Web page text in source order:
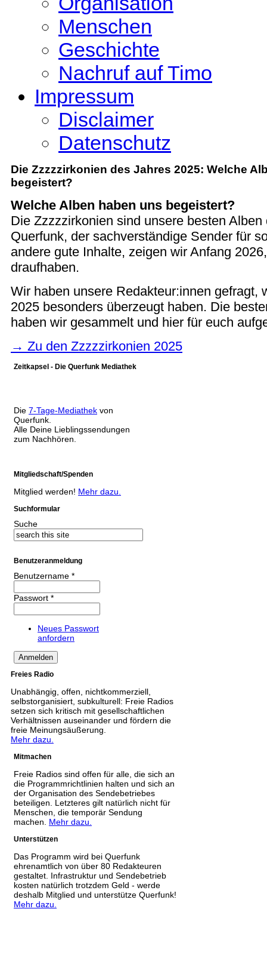
Menschen
Geschichte
Nachruf auf Timo
Impressum
Disclaimer
Datenschutz
Die Zzzzzirkonien des Jahres 2025: Welche
begeistert?
Welche Alben haben uns begeistert?
Die Zzzzzirkonien sind unsere besten Alben
Querfunk, der sachverständige Sender für
andere gute Inhalte, zeigen wir Anfang
draufhaben.
Wir haben unsere Redakteur:innen gefragt,
2025 besonders überzeugt haben. Die
haben wir gesammelt und hier für euch
→ Zu den Zzzzzirkonien 2025
Zeitkapsel - Die Querfunk Mediathek
Die 7-Tage-Mediathek von
Querfunk.
Alle Deine Lieblingssendungen
zum Nachhören.
Mitgliedschaft/Spenden
Mitglied werden! Mehr dazu.
Suchformular
Suche
Benutzeranmeldung
Benutzername *
Passwort *
Neues Passwort
anfordern
Freies Radio
Unabhängig, offen, nichtkommerziell,
selbstorganisiert, subkulturell: Freie Radios
setzen sich kritisch mit gesellschaftlichen
Verhältnissen auseinander und fördern die
freie Meinungsäußerung.
Mehr dazu.
Mitmachen
Freie Radios sind offen für alle, die sich an
die Programmrichtlinien halten und sich an
der Organisation des Sendebetriebes
beteiligen. Letzteres gilt natürlich nicht für
Menschen, die temporär Sendung
machen. Mehr dazu.
Unterstützen
Das Programm wird bei Querfunk
ehrenamtlich von über 80 Redakteuren
gestaltet. Infrastruktur und Sendebetrieb
kosten natürlich trotzdem Geld - werde
deshalb Mitglied und unterstütze Querfunk!
Mehr dazu.